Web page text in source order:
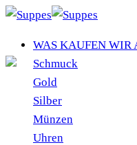
Zum
springenWAS KAUFEN WIR
Schmuck
Gold
Silber
Münzen
Uhren